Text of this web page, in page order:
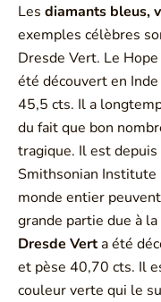
Les diamants bleus,
exemples célèbres
Dresde Vert. Le
été découvert en
45,5 cts. Il a
du fait que bon
tragique. Il est
Smithsonian Institute
monde entier
grande partie due à
Dresde Verta été
et pèse 40,70 cts. Il
couleur verte qui le